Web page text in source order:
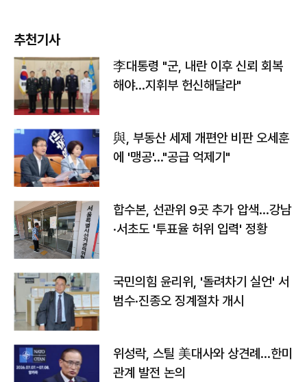
추천기사
李대통령 "군, 내란 이후 신뢰 회복
해야…지휘부 헌신해달라"
與, 부동산 세제 개편안 비판 오세훈
에 '맹공'…"공급 억제기"
합수본, 선관위 9곳 추가 압색…강남
·서초도 '투표율 허위 입력' 정황
국민의힘 윤리위, '돌려차기 실언' 서
범수·진종오 징계절차 개시
위성락, 스틸 美대사와 상견례…한미
관계 발전 논의